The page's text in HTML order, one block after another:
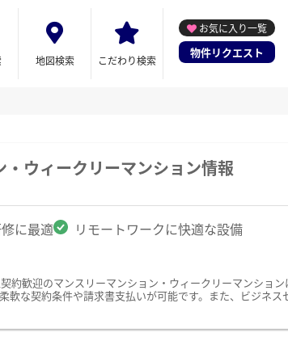
地図検索 こだわり検索
お気に入り一覧
物件リクエスト
ウィークリーマンション情報
に最適 リモートワークに快適な設備
歓迎のマンスリーマンション・ウィークリーマンション
な契約条件や請求書支払いが可能です。また、ビジネス